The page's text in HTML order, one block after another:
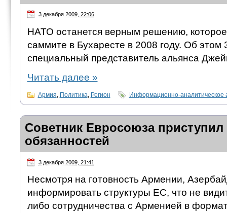
3 декабря 2009, 22:06
НАТО останется верным решению,
саммите в Бухаресте в 2008 году. Об этом
специальный представитель альянса
Читать далее »
Армия Политика Регион Информационно-аналитическое
Советник Евросоюза
обязанностей
3 декабря 2009, 21:41
Несмотря на готовность Армении,
информировать структуры ЕС, что не
либо сотрудничества с Арменией в